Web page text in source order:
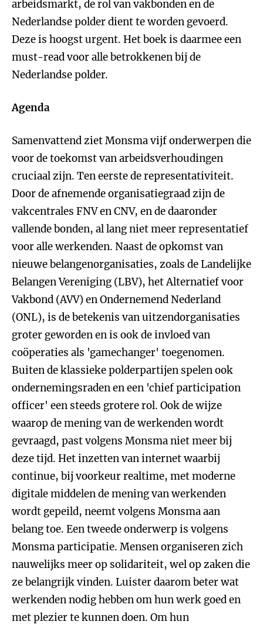
arbeidsmarkt, de rol van vakbonden en de
Nederlandse polder dient te worden gevoerd.
Deze is hoogst urgent. Het boek is daarmee een
must-read voor alle betrokkenen bij de
Nederlandse polder.
Agenda
Samenvattend ziet Monsma vijf onderwerpen die
voor de toekomst van arbeidsverhoudingen
cruciaal zijn. Ten eerste de representativiteit.
Door de afnemende organisatiegraad zijn de
vakcentrales FNV en CNV, en de daaronder
vallende bonden, al lang niet meer representatief
voor alle werkenden. Naast de opkomst van
nieuwe belangenorganisaties, zoals de Landelijke
Belangen Vereniging (LBV), het Alternatief voor
Vakbond (AVV) en Ondernemend Nederland
(ONL), is de betekenis van uitzendorganisaties
groter geworden en is ook de invloed van
coöperaties als 'gamechanger' toegenomen.
Buiten de klassieke polderpartijen spelen ook
ondernemingsraden en een 'chief participation
officer' een steeds grotere rol. Ook de wijze
waarop de mening van de werkenden wordt
gevraagd, past volgens Monsma niet meer bij
deze tijd. Het inzetten van internet waarbij
continue, bij voorkeur realtime, met moderne
digitale middelen de mening van werkenden
wordt gepeild, neemt volgens Monsma aan
belang toe. Een tweede onderwerp is volgens
Monsma participatie. Mensen organiseren zich
nauwelijks meer op solidariteit, wel op zaken die
ze belangrijk vinden. Luister daarom beter wat
werkenden nodig hebben om hun werk goed en
met plezier te kunnen doen. Om hun